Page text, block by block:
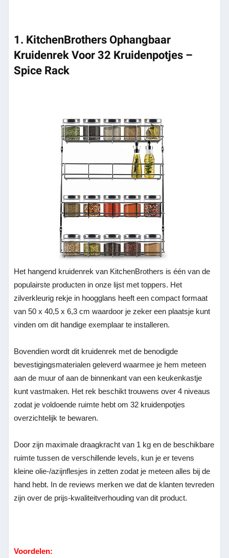
1. KitchenBrothers Ophangbaar
Kruidenrek Voor 32 Kruidenpotjes –
Spice Rack
Het hangend kruidenrek van KitchenBrothers is één van de
populairste producten in onze lijst met toppers. Het
zilverkleurig rekje in hoogglans heeft een compact formaat
van 50 x 40,5 x 6,3 cm waardoor je zeker een plaatsje kunt
vinden om dit handige exemplaar te installeren.
Bovendien wordt dit kruidenrek met de benodigde
bevestigingsmaterialen geleverd waarmee je hem meteen
aan de muur of aan de binnenkant van een keukenkastje
kunt vastmaken. Het rek beschikt trouwens over 4 niveaus
zodat je voldoende ruimte hebt om 32 kruidenpotjes
overzichtelijk te bewaren.
Door zijn maximale draagkracht van 1 kg en de beschikbare
ruimte tussen de verschillende levels, kun je er tevens
kleine olie-/azijnflesjes in zetten zodat je meteen alles bij de
hand hebt. In de reviews merken we dat de klanten tevreden
zijn over de prijs-kwaliteitverhouding van dit product.
Voordelen: